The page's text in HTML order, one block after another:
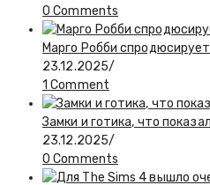
0 Comments
Марго Робби
23.12.2025/
1 Comment
Замки и готика, что
23.12.2025/
0 Comments